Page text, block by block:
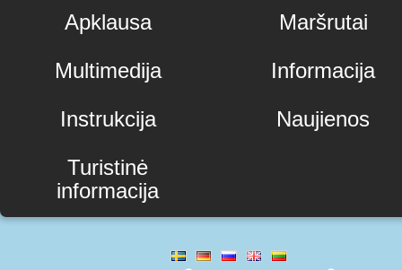
Apklausa
Maršrutai
Multimedija
Informacija
Instrukcija
Naujienos
Turistinė
informacija